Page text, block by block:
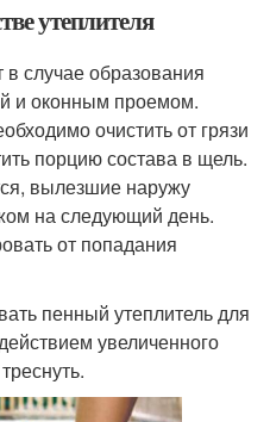
утеплителя
случае образования
и оконным проемом.
очистить от грязи
порцию состава в щель.
вылезшие наружу
на следующий день.
от попадания
пенный утеплитель для
увеличенного